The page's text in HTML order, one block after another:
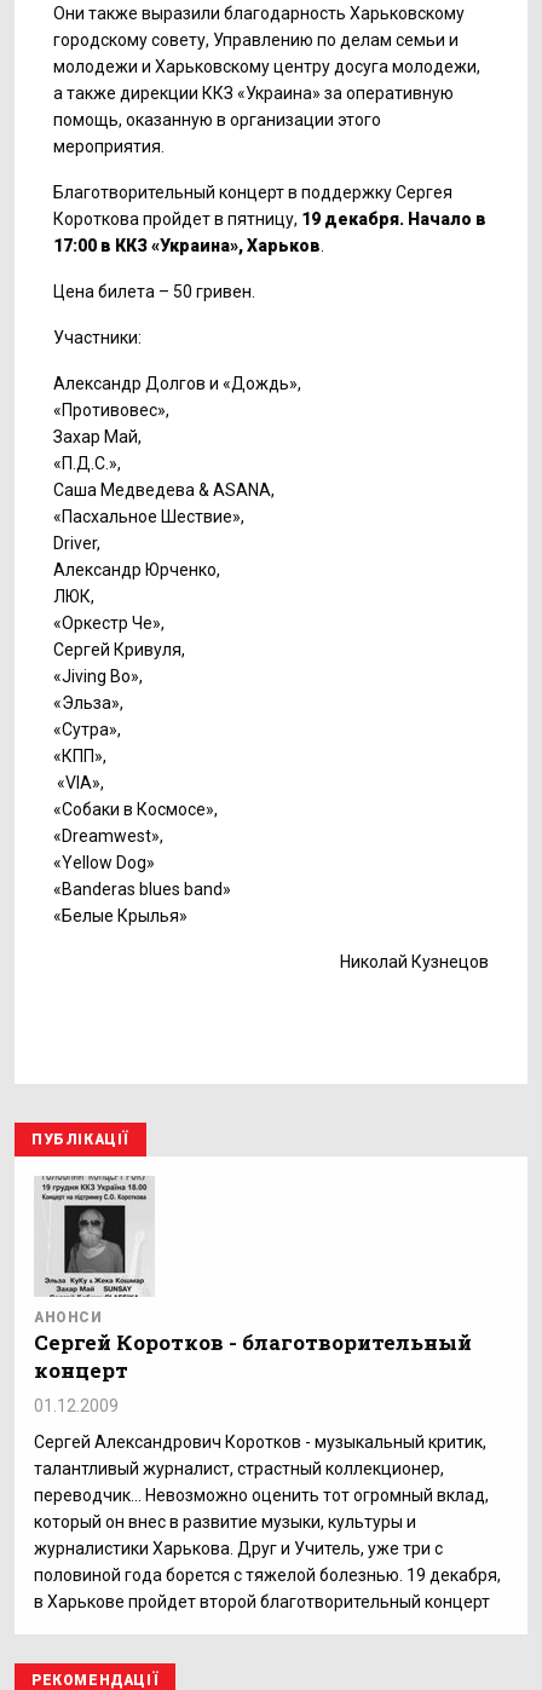
Они также выразили благодарность Харьковскому
городскому совету, Управлению по делам семьи и
молодежи и Харьковскому центру досуга молодежи,
а также дирекции ККЗ «Украина» за оперативную
помощь, оказанную в организации этого
мероприятия.
Благотворительный концерт в поддержку Сергея
Короткова пройдет в пятницу, 19 декабря. Начало в
17:00 в ККЗ «Украина», Харьков
Цена билета – 50 гривен.
Участники:
Александр Долгов и «Дождь»,
«Противовес»,
Захар Май,
«П.Д.С.»,
Саша Медведева & ASANA,
«Пасхальное Шествие»,
Driver,
Александр Юрченко,
ЛЮК,
«Оркестр Че»,
Сергей Кривуля,
«Jiving Bo»,
«Эльза»,
«Сутра»,
«КПП»,
«VIA»,
«Собаки в Космосе»,
«Dreamwest»,
«Yellow Dog»
«Banderas blues band»
«Белые Крылья»
Николай Кузнецов
ПУБЛІКАЦІЇ
АНОНСИ
Сергей Коротков - благотворительный
концерт
01.12.2009
Сергей Александрович Коротков - музыкальный критик,
талантливый журналист, страстный коллекционер,
переводчик... Невозможно оценить тот огромный вклад,
который он внес в развитие музыки, культуры и
журналистики Харькова. Друг и Учитель, уже три с
половиной года борется с тяжелой болезнью. 19 декабря,
в Харькове пройдет второй благотворительный концерт
РЕКОМЕНДАЦІЇ